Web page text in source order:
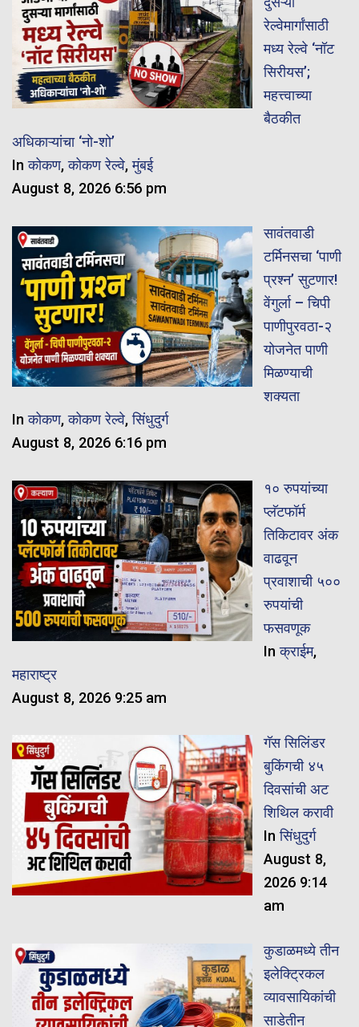
रेल्वेमार्गांसाठी
मध्य रेल्वे ‘नॉट
सिरीयस’;
महत्त्वाच्या
बैठकीत
अधिकाऱ्यांचा ‘नो-शो’
Inकोकण,कोकण रेल्वे,मुंबई
August 8, 2026 6:56 pm
सावंतवाडी
टर्मिनसचा ‘पाणी
प्रश्न’ सुटणार!
वेंगुर्ला – चिपी
पाणीपुरवठा-२
योजनेत पाणी
मिळण्याची
शक्यता
Inकोकण,कोकण रेल्वे,सिंधुदुर्ग
August 8, 2026 6:16 pm
१० रुपयांच्या
प्लॅटफॉर्म
तिकिटावर अंक
वाढवून
प्रवाशाची ५००
रुपयांची
फसवणूक
Inक्राईम,
महाराष्ट्र
August 8, 2026 9:25 am
गॅस सिलिंडर
बुकिंगची ४५
दिवसांची अट
शिथिल करावी
Inसिंधुदुर्ग
August 8,
2026 9:14
am
कुडाळमध्ये तीन
इलेक्ट्रिकल
व्यावसायिकांची
साडेतीन